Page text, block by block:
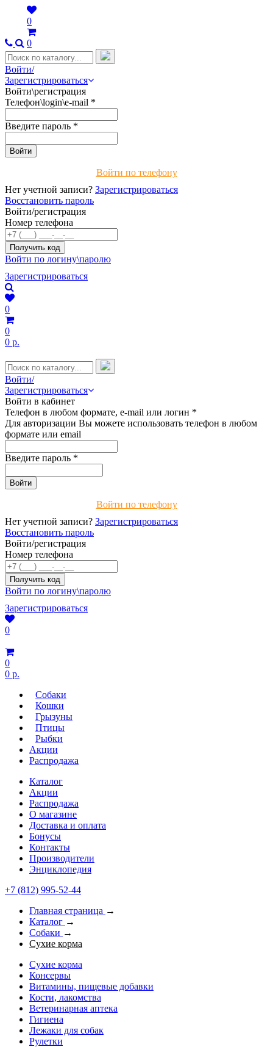
0
0
Войти/
Зарегистрироваться
Войти\регистрация
Телефон\login\e-mail *
Введите пароль *
Войти по телефону
Нет учетной записи? Зарегистрироваться
Восстановить пароль
Войти/регистрация
Номер телефона
Войти по логину\паролю
Зарегистрироваться
0
0
0 р.
Войти/
Зарегистрироваться
Войти в кабинет
Телефон в любом формате, e-mail или логин *
Для авторизации Вы можете использовать телефон в любом
формате или email
Введите пароль *
Войти по телефону
Нет учетной записи? Зарегистрироваться
Восстановить пароль
Войти/регистрация
Номер телефона
Войти по логину\паролю
Зарегистрироваться
0
0
0 р.
Собаки
Кошки
Грызуны
Птицы
Рыбки
Акции
Распродажа
Каталог
Акции
Распродажа
О магазине
Доставка и оплата
Бонусы
Контакты
Производители
Энциклопедия
+7 (812) 995-52-44
Главная страница →
Каталог →
Собаки →
Сухие корма
Сухие корма
Консервы
Витамины, пищевые добавки
Кости, лакомства
Ветеринарная аптека
Гигиена
Лежаки для собак
Рулетки